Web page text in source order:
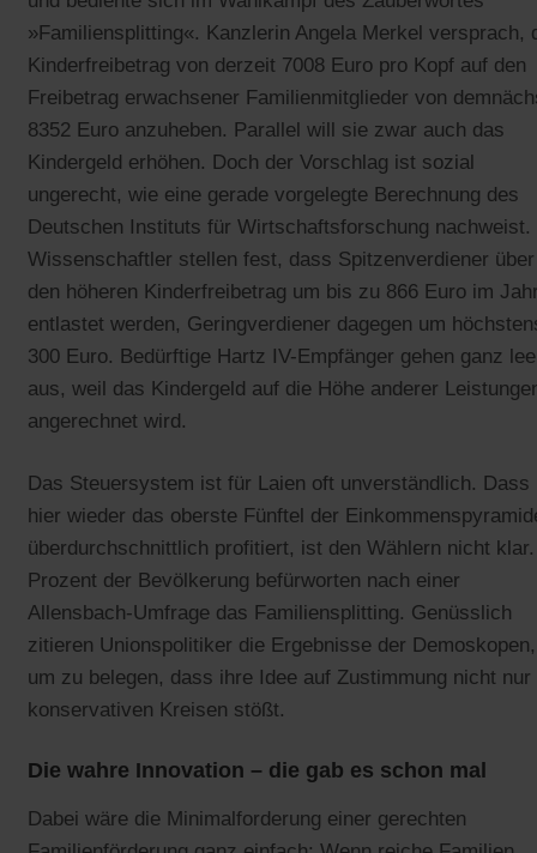
»Familiensplitting«. Kanzlerin Angela Merkel versprach,
Kinderfreibetrag von derzeit 7008 Euro pro Kopf auf den
Freibetrag erwachsener Familienmitglieder von
8352 Euro anzuheben. Parallel will sie zwar auch das
Kindergeld erhöhen. Doch der Vorschlag ist sozial
ungerecht, wie eine gerade vorgelegte Berechnung des
Deutschen Instituts für Wirtschaftsforschung nachweist.
Wissenschaftler stellen fest, dass Spitzenverdiener über
den höheren Kinderfreibetrag um bis zu 866 Euro im
entlastet werden, Geringverdiener dagegen um
300 Euro. Bedürftige Hartz IV-Empfänger gehen ganz
aus, weil das Kindergeld auf die Höhe anderer
angerechnet wird.
Das Steuersystem ist für Laien oft unverständlich. Dass
hier wieder das oberste Fünftel der
überdurchschnittlich profitiert, ist den Wählern nicht
Prozent der Bevölkerung befürworten nach einer
Allensbach-Umfrage das Familiensplitting. Genüsslich
zitieren Unionspolitiker die Ergebnisse der Demoskopen,
um zu belegen, dass ihre Idee auf Zustimmung nicht nur
konservativen Kreisen stößt.
Die wahre Innovation – die gab es schon mal
Dabei wäre die Minimalforderung einer gerechten